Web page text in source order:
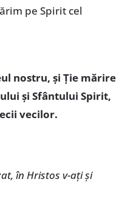
pe Spirit cel
nostru, şi Ţie mărire
şi Sfântului Spirit,
vecilor.
în Hristos v-ați și